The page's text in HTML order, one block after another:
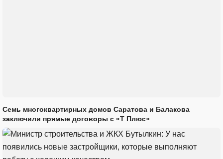
Семь многоквартирных домов Саратова и Балакова
заключили прямые договоры с «Т Плюс»